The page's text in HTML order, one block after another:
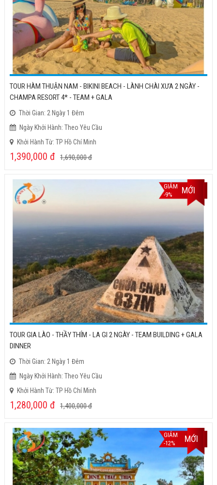
TOUR HÀM THUẬN NAM - BIKINI BEACH - LÀNH CHÀI XƯA 2 NGÀY -
CHAMPA RESORT 4* - TEAM + GALA
Thời Gian: 2 Ngày 1 Đêm
Ngày Khởi Hành: Theo Yêu Cầu
Khởi Hành Từ: TP Hồ Chí Minh
1,390,000 đ 1,690,000đ
GIẢM
-9%
MỚI
TOUR GIA LÀO - THẦY THÍM - LA GI 2 NGÀY - TEAM BUILDING + GALA
DINNER
Thời Gian: 2 Ngày 1 Đêm
Ngày Khởi Hành: Theo Yêu Cầu
Khởi Hành Từ: TP Hồ Chí Minh
1,280,000 đ 1,400,000đ
GIẢM
-12%
MỚI